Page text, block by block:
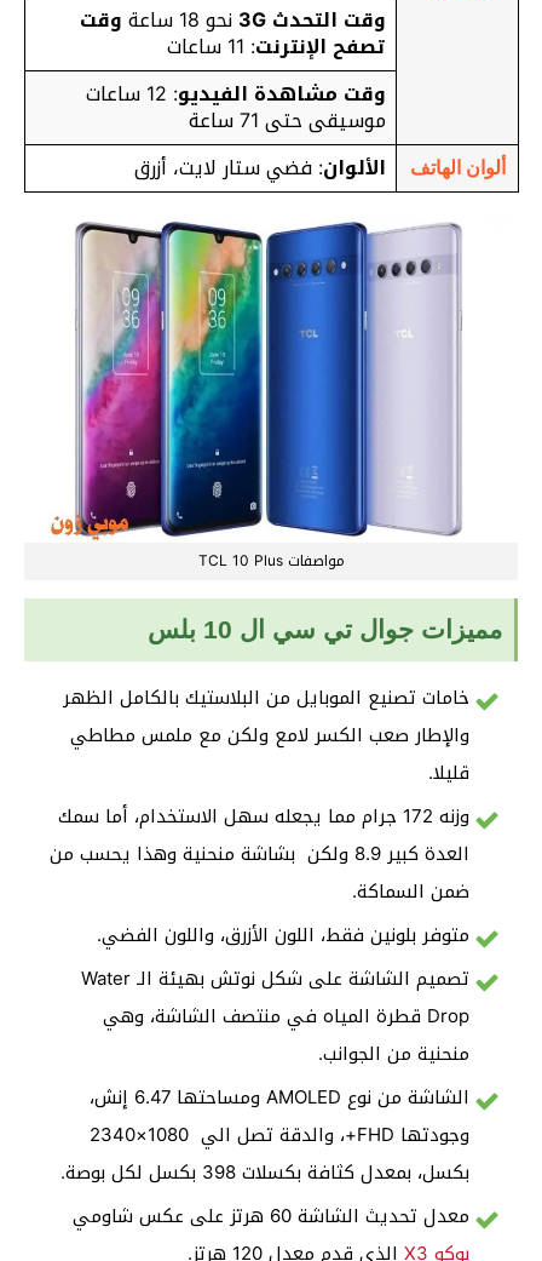
وقت التحدث 3G
نحو 18 ساعة وقت
تصفح الإنترنت: 11 ساعات
وقت مشاهدة الفيديو
: 12 ساعات
موسيقى حتى 71 ساعة
ألوان الهاتف الألوان: فضي ستار لايت، أزرق
مواصفات TCL 10 Plus
مميزات جوال تي سي ال 10 بلس
خامات تصنيع الموبايل من البلاستيك بالكامل الظهر
والإطار صعب الكسر لامع ولكن مع ملمس مطاطي
قليلا.
وزنه 172 جرام مما يجعله سهل الاستخدام، أما سمك
العدة كبير 8.9 ولكن بشاشة منحنية وهذا يحسب من
ضمن السماكة.
متوفر بلونين فقط، اللون الأزرق، واللون الفضي.
تصميم الشاشة على شكل نوتش بهيئة الـ Water
Drop قطرة المياه في منتصف الشاشة، وهي
منحنية من الجوانب.
الشاشة من نوع AMOLED ومساحتها 6.47 إنش،
وجودتها FHD+، والدقة تصل الي 1080×2340
بكسل، بمعدل كثافة بكسلات 398 بكسل لكل بوصة.
معدل تحديث الشاشة 60 هرتز على عكس شاومي
بوكو X3
الذي قدم معدل 120 هرتز.